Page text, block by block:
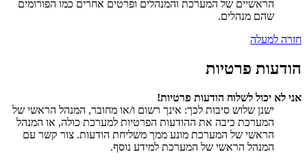
הראשיים של המערכת והמנהלים ופרטים אחרים כמו הפורומים
שהם מנהלים.
חזרה למעלה
הודעות פרטיות
אני לא יכול לשלוח הודעות פרטיות!
ישנן שלוש סיבות לכך: אינך רשום ו/או מחובר, המנהל הראשי של
המערכת כיבה את ההודעות הפרטיות למערכת כולה, או המנהל
הראשי של המערכת מונע ממך משליחת הודעות. צור קשר עם
המנהל הראשי של המערכת למידע נוסף.